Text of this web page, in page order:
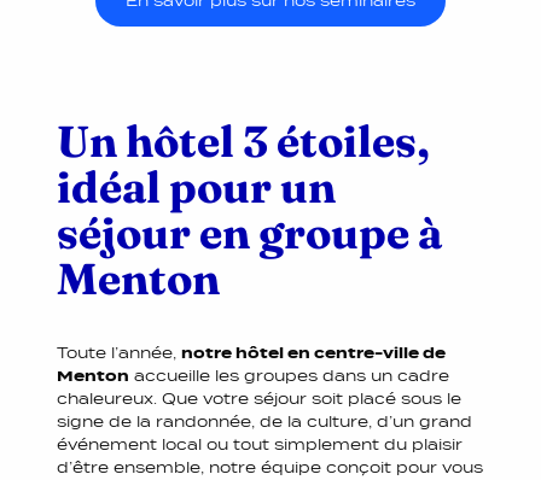
Un hôtel 3 étoiles,
idéal pour un
séjour en groupe à
Menton
Toute l’année,notre hôtel en centre-ville de
Menton accueille les groupes dans un cadre
chaleureux. Que votre séjour soit placé sous le
signe de la randonnée, de la culture, d’un grand
événement local ou tout simplement du plaisir
d’être ensemble, notre équipe conçoit pour vous